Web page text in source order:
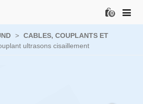
0
> CABLES, COUPLANTS ET
ultrasons cisaillement